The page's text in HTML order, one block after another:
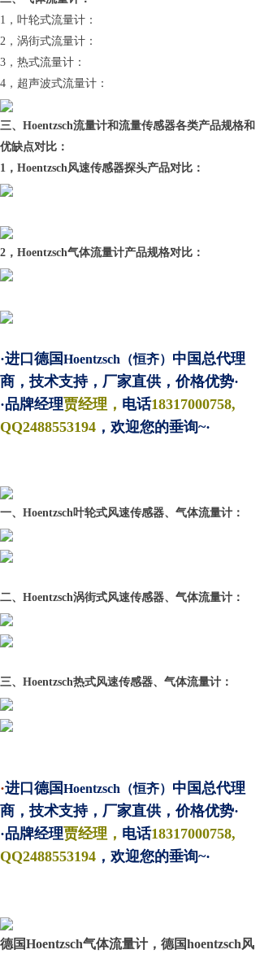
1，叶轮式流量计：
2，涡街式流量计：
3，热式流量计：
4，超声波式流量计：
三、Hoentzsch流量计和流量传感器各类产品规格和
优缺点对比：
1，Hoentzsch风速传感器探头产品对比：
2，Hoentzsch气体流量计产品规格对比：
·进口德国Hoentzsch（恒齐） 中国总代理
商，技术支持，厂家直供，价格优势·
·品牌经理贾经理， 电话18317000758,
QQ2488553194 ，欢迎您的垂询~·
一、Hoentzsch叶轮式风速传感器、气体流量计：
二、Hoentzsch涡街式风速传感器、气体流量计：
三、Hoentzsch热式风速传感器、气体流量计：
·进口德国Hoentzsch（恒齐） 中国总代理
商，技术支持，厂家直供，价格优势·
·品牌经理贾经理， 电话18317000758,
QQ2488553194 ，欢迎您的垂询~·
德国Hoentzsch气体流量计，德国hoentzsch风